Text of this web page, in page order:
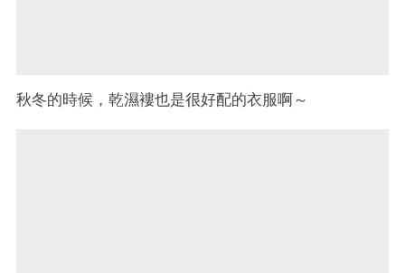
秋冬的時候，乾濕褸也是很好配的衣服啊～